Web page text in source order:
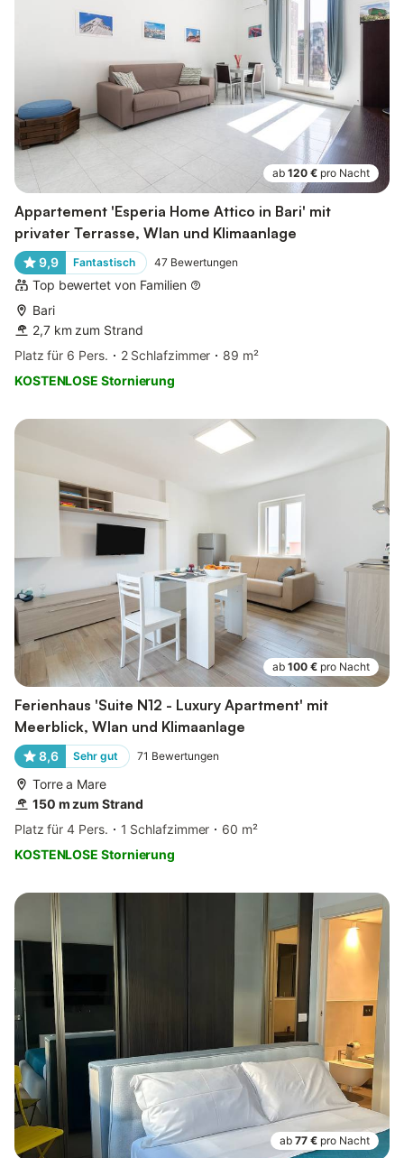
ab 120 € pro Nacht
Appartement 'Esperia Home Attico in Bari' mit
privater Terrasse, Wlan und Klimaanlage
9,9 Fantastisch 47 Bewertungen
Top bewertet von Familien
Bari
2,7 km zum Strand
Platz für 6 Pers.
2 Schlafzimmer
89 m²
KOSTENLOSE Stornierung
ab 100 € pro Nacht
Ferienhaus 'Suite N12 - Luxury Apartment' mit
Meerblick, Wlan und Klimaanlage
8,6 Sehr gut 71 Bewertungen
Torre a Mare
150 m zum Strand
Platz für 4 Pers.
1 Schlafzimmer
60 m²
KOSTENLOSE Stornierung
ab 77 € pro Nacht